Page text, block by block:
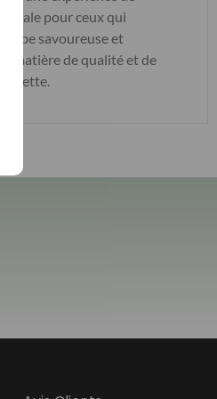
idéale pour ceux qui
savoureuse et
matière de qualité et de